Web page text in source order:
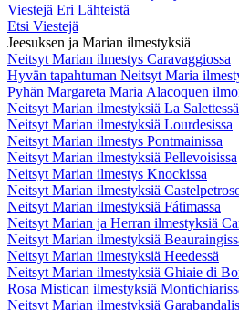
Viestejä Eri Lähteistä
Etsi Viestejä
Jeesuksen ja Marian ilmestyksiä
Neitsyt Marian ilmestys Caravaggiossa
Hyvän tapahtuman Neitsyt Maria
Pyhän Margareta Maria Alacoquen
Neitsyt Marian ilmestyksiä La Salettessä
Neitsyt Marian ilmestyksiä Lourdesissa
Neitsyt Marian ilmestys Pontmainissa
Neitsyt Marian ilmestyksiä Pellevoisissa
Neitsyt Marian ilmestys Knockissa
Neitsyt Marian ilmestyksiä
Neitsyt Marian ilmestyksiä Fátimassa
Neitsyt Marian ja Herran ilmestyksiä
Neitsyt Marian ilmestyksiä
Neitsyt Marian ilmestyksiä Heedessä
Neitsyt Marian ilmestyksiä Ghiaie di
Rosa Mistican ilmestyksiä
Neitsyt Marian ilmestyksiä